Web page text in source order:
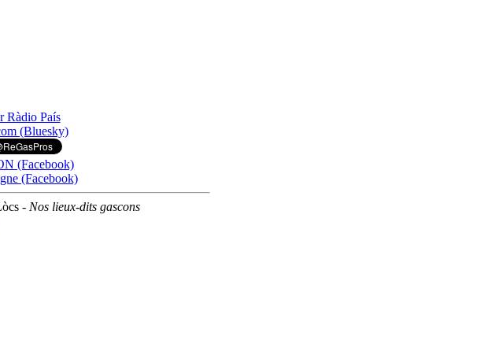
Ràdio País
(Bluesky)
(Facebook)
(Facebook)
- Nos lieux-dits gascons